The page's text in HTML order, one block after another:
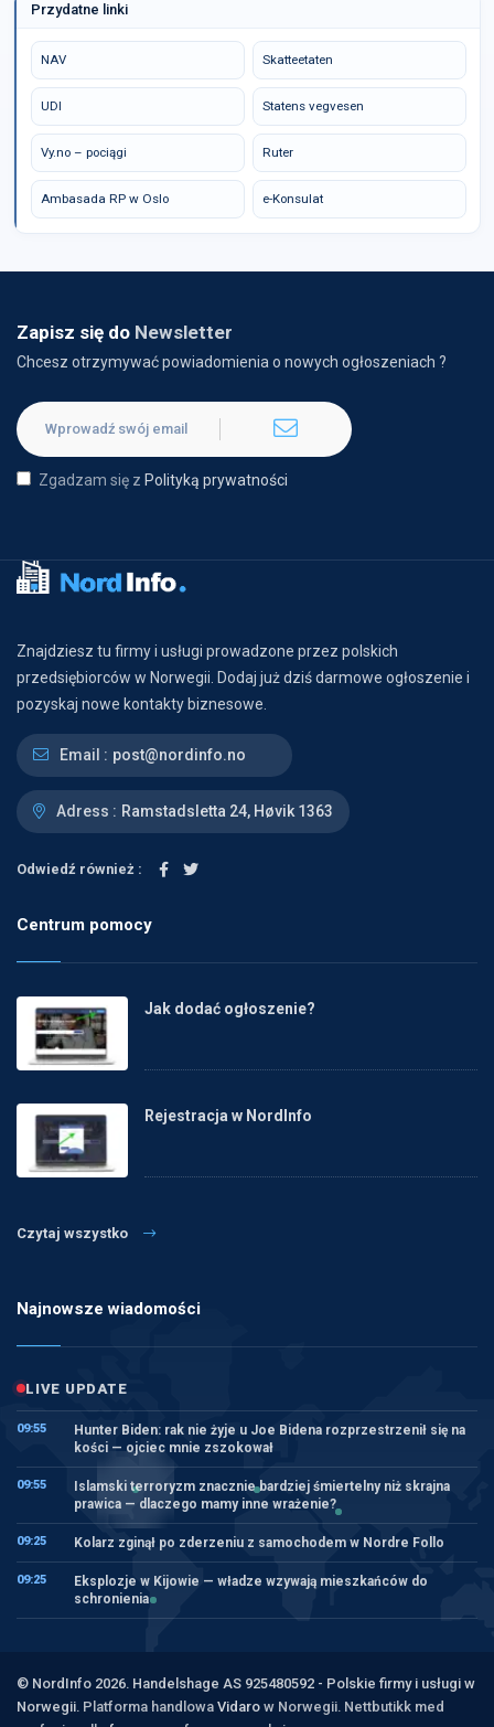
Przydatne linki
NAV Skatteetaten
UDI Statens vegvesen
Vy.no – pociągi Ruter
Ambasada RP w Oslo e-Konsulat
Zapisz się do Newsletter
Chcesz otrzymywać powiadomienia o nowych ogłoszeniach ?
Zgadzam się z Polityką prywatności
Znajdziesz tu firmy i usługi prowadzone przez polskich
przedsiębiorców w Norwegii. Dodaj już dziś darmowe ogłoszenie i
pozyskaj nowe kontakty biznesowe.
Email : post@nordinfo.no
Adress : Ramstadsletta 24, Høvik 1363
Odwiedź również :
Centrum pomocy
Jak dodać ogłoszenie?
Rejestracja w NordInfo
Czytaj wszystko
Najnowsze wiadomości
LIVE UPDATE
09:55
Hunter Biden: rak nie żyje u Joe Bidena rozprzestrzenił się na
kości — ojciec mnie zszokował
09:55
Islamski terroryzm znacznie bardziej śmiertelny niż skrajna
prawica — dlaczego mamy inne wrażenie?
09:25 Kolarz zginął po zderzeniu z samochodem w Nordre Follo
09:25
Eksplozje w Kijowie — władze wzywają mieszkańców do
schronienia
© NordInfo 2026. Handelshage AS 925480592 - Polskie firmy i usługi w
Norwegii. Platforma handlowa Vidaro w Norwegii. Nettbutikk med